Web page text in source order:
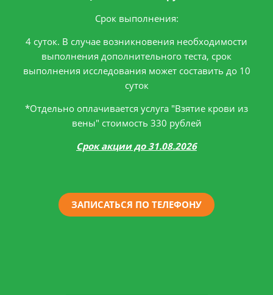
Срок выполнения:
4 суток. В случае возникновения необходимости
выполнения дополнительного теста, срок
выполнения исследования может составить до 10
суток
*Отдельно оплачивается услуга "Взятие крови из
вены" стоимость 330 рублей
Срок акции до 31.08.2026
ЗАПИСАТЬСЯ ПО ТЕЛЕФОНУ